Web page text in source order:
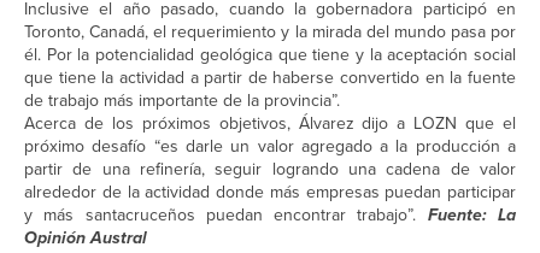
Inclusive el año pasado, cuando la gobernadora participó en
Toronto, Canadá, el requerimiento y la mirada del mundo pasa por
él. Por la potencialidad geológica que tiene y la aceptación social
que tiene la actividad a partir de haberse convertido en la fuente
de trabajo más importante de la provincia”.
Acerca de los próximos objetivos, Álvarez dijo a LOZN que el
próximo desafío “es darle un valor agregado a la producción a
partir de una refinería, seguir logrando una cadena de valor
alrededor de la actividad donde más empresas puedan participar
y más santacruceños puedan encontrar trabajo”. Fuente: La
Opinión Austral